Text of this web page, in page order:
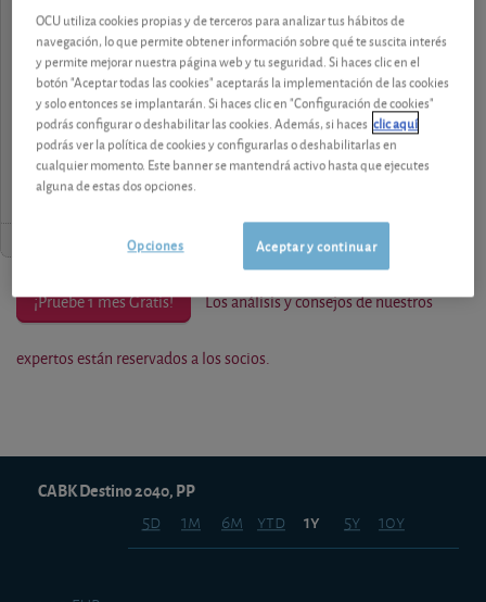
contenido premium
Los análisis y consejos de nuestros expertos están
reservados a los socios.
¡Pruebe 1 mes Gratis!
¡Pruebe 1 mes Gratis! Los análisis y consejos de nuestros
expertos están reservados a los socios.
5d 1m 6m ytd 1y 5y 10y
CABK Destino 2040, PP
OCU utiliza cookies propias y de terceros para analizar tus hábitos de
navegación, lo que permite obtener información sobre qué te suscita interés
y permite mejorar nuestra página web y tu seguridad. Si haces clic en el
botón "Aceptar todas las cookies" aceptarás la implementación de las cookies
y solo entonces se implantarán. Si haces clic en "Configuración de cookies"
podrás configurar o deshabilitar las cookies. Además, si haces clic aquí
podrás ver la política de cookies y configurarlas o deshabilitarlas en
cualquier momento. Este banner se mantendrá activo hasta que ejecutes
alguna de estas dos opciones.
Aceptar y continuar
Opciones